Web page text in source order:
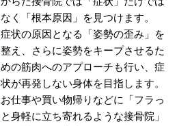
なく「根本原因」を見つけます。
症状の原因となる「姿勢の歪み」を
整え、さらに姿勢をキープさせるた
めの筋肉へのアプローチも行い、症
状が再発しない身体を目指します。
お仕事や買い物帰りなどに「フラっ
と身軽に立ち寄れるような接骨院」